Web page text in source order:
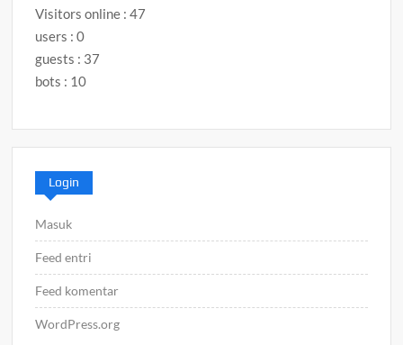
Visitors online : 47
users : 0
guests : 37
bots : 10
Login
Masuk
Feed entri
Feed komentar
WordPress.org